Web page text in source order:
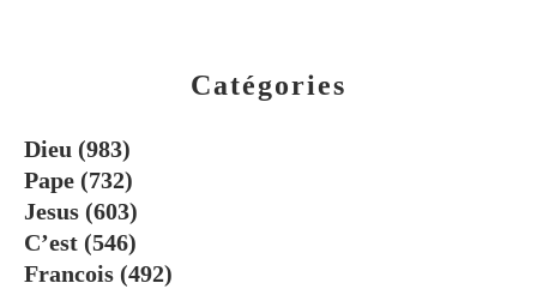
Catégories
Dieu (983)
Pape (732)
Jesus (603)
C’est (546)
Francois (492)